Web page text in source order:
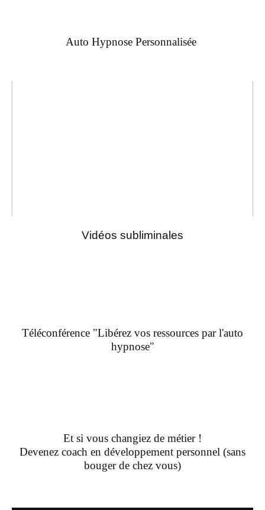
Auto Hypnose Personnalisée
Vidéos subliminales
Téléconférence "Libérez vos ressources par l'auto
hypnose"
Et si vous changiez de métier !
Devenez coach en développement personnel (sans
bouger de chez vous)